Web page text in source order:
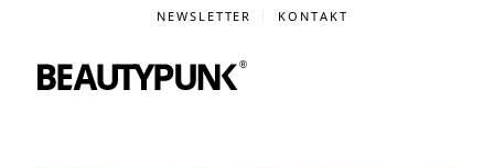
NEWSLETTER KONTAKT